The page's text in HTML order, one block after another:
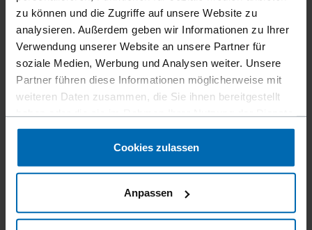
zu können und die Zugriffe auf unsere Website zu
analysieren. Außerdem geben wir Informationen zu Ihrer
Verwendung unserer Website an unsere Partner für
soziale Medien, Werbung und Analysen weiter. Unsere
Partner führen diese Informationen möglicherweise mit
weiteren Daten zusammen, die Sie ihnen bereitgestellt
gesammelt haben.
Cookies zulassen
Anpassen
Befestigungsmittel Klammern ///Standard­klammern//
BECK SECO A